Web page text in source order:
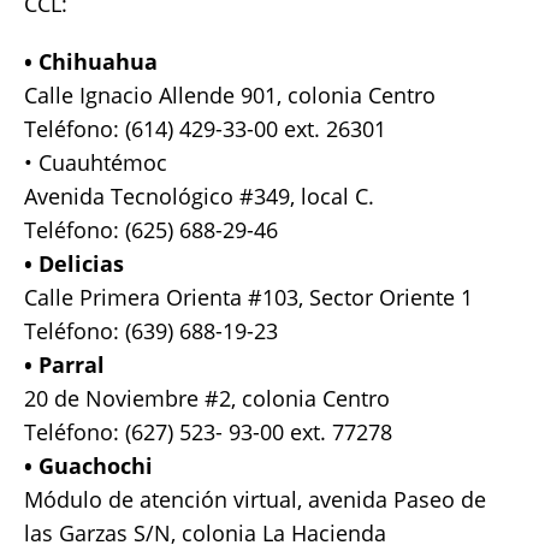
• Chihuahua
Calle Ignacio Allende 901, colonia Centro
Teléfono: (614) 429-33-00 ext. 26301
• Cuauhtémoc
Avenida Tecnológico #349, local C.
Teléfono: (625) 688-29-46
• Delicias
Calle Primera Orienta #103, Sector Oriente 1
Teléfono: (639) 688-19-23
• Parral
20 de Noviembre #2, colonia Centro
Teléfono: (627) 523- 93-00 ext. 77278
• Guachochi
Módulo de atención virtual, avenida Paseo de
las Garzas S/N, colonia La Hacienda